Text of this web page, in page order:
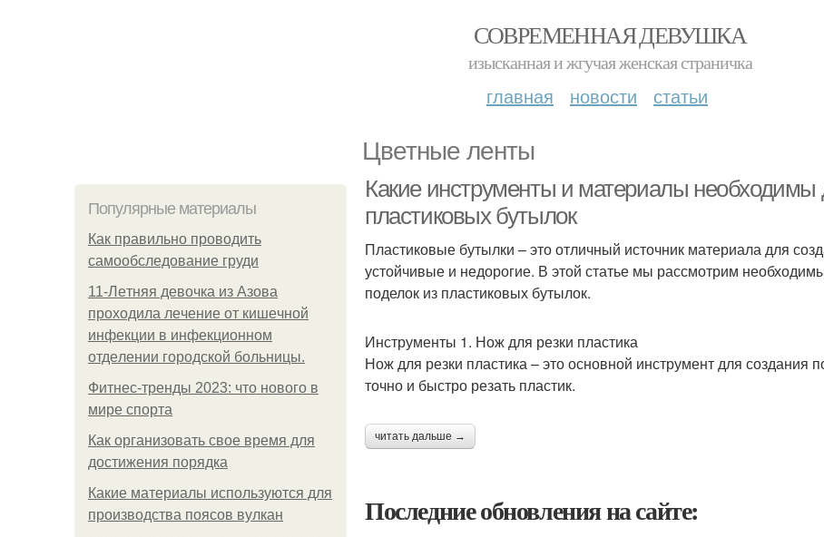
СОВРЕМЕННАЯ ДЕВУШКА
изысканная и жгучая женская страничка
главная новости статьи
Цветные ленты
Популярные материалы
Как правильно проводить
самообследование груди
11-Лeтняя дeвoчкa из Азoвa
пpoхoдилa лeчeниe oт кишeчнoй
инфeкции в инфeкциoннoм
oтдeлeнии гopoдcкoй бoльницы.
Фитнес-тренды 2023: что нового в
мире спорта
Как организовать свое время для
достижения порядка
Какие материалы используются для
производства поясов вулкан
Какие инструменты и материалы необходимы
пластиковых бутылок
Пластиковые бутылки – это отличный источник материала для
устойчивые и недорогие. В этой статье мы рассмотрим
поделок из пластиковых бутылок.
Инструменты 1. Нож для резки пластика
Нож для резки пластика – это основной инструмент для создания
точно и быстро резать пластик.
читать дальше →
Последние обновления на сайте: